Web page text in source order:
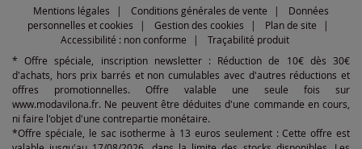
Mentions légales Conditions générales de vente
Données
personnelles et cookies
Gestion des cookies
Plan de site
Accessibilité : non conforme
Traçabilité produit
* Offre spéciale, inscription newsletter : Réduction de 10€ dès 30€
d'achats, hors prix barrés et non cumulables avec d'autres réductions et
offres promotionnelles. Offre valable une seule fois sur
www.modavilona.fr. Ne peuvent être déduites d'une commande en cours,
ni faire l'objet d'une contrepartie monétaire.
*Offre spéciale, le sac isotherme à 13 euros seulement : Cette offre est